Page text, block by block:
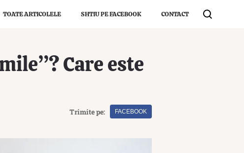
TOATE ARTICOLELE SHTIU PE FACEBOOK CONTACT
Care este
Trimite pe: FACEBOOK